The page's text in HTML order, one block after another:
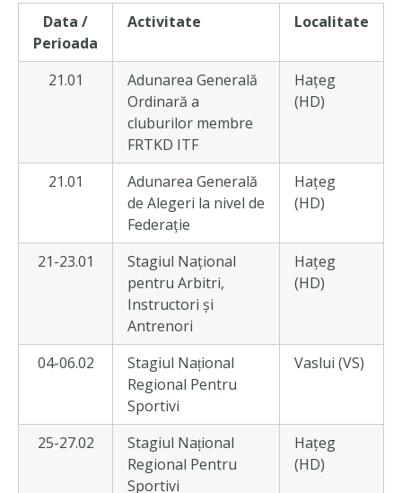
Data /
Perioada
Activitate Localitate
21.01
Adunarea Generală
Ordinară a
cluburilor membre
FRTKD ITF
Hațeg
(HD)
21.01
Adunarea Generală
de Alegeri la nivel de
Federație
Hațeg
(HD)
21-23.01
Stagiul Național
pentru Arbitri,
Instructori și
Antrenori
Hațeg
(HD)
04-06.02
Stagiul Național
Regional Pentru
Sportivi
Vaslui (VS)
25-27.02
Stagiul Național
Regional Pentru
Sportivi
Hațeg
(HD)